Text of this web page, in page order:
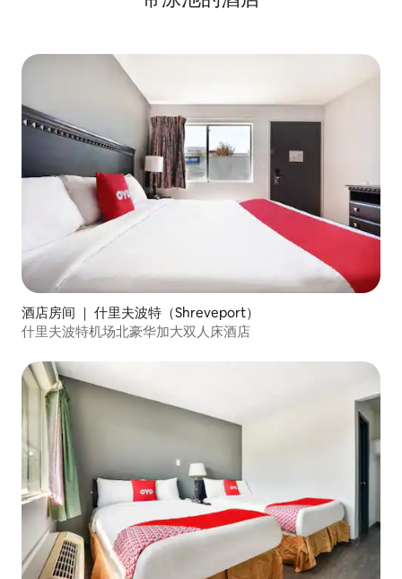
酒店房间 ｜ 什里夫波特（Shreveport）
什里夫波特机场北豪华加大双人床酒店